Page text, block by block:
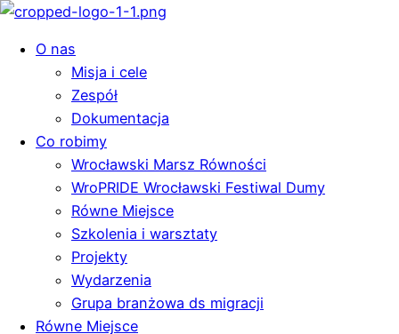
O nas
Misja i cele
Zespół
Dokumentacja
Co robimy
Wrocławski Marsz Równości
WroPRIDE Wrocławski Festiwal Dumy
Równe Miejsce
Szkolenia i warsztaty
Projekty
Wydarzenia
Grupa branżowa ds migracji
Równe Miejsce